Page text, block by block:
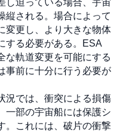
し迫っている場合、宇宙
縦される。場合によって
変更し、より大きな物体
する必要がある。ESA
な軌道変更を可能にする
事前に十分に行う必要が
況では、衝突による損傷
一部の宇宙船には保護シ
。これには、破片の衝撃